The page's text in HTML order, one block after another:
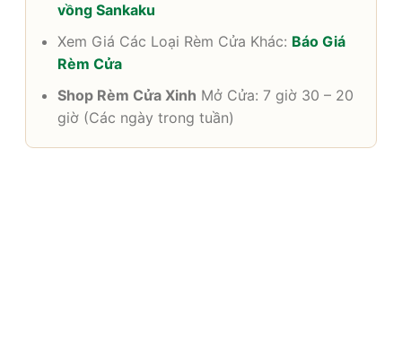
vồng Sankaku
Xem Giá Các Loại Rèm Cửa Khác: Báo Giá
Rèm Cửa
Shop Rèm Cửa Xinh Mở Cửa: 7 giờ 30 – 20
giờ (Các ngày trong tuần)